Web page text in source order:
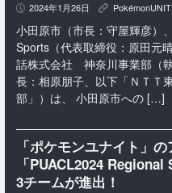
P 2024年1月26日 K
小田原市（市長：守屋輝彦）
Sports（代表取締役：原田元
話株式会社 神奈川事業部（
長：相原朋子、以下「ＮＴ
部」）は、 小田原市への […]
「ポケモンユナイト」
「PUACL2024
3チームが進出！